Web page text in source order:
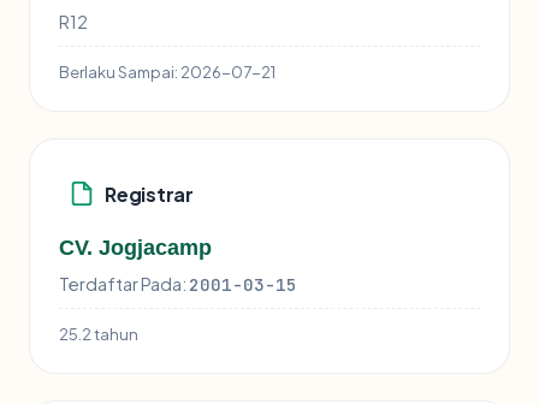
R12
Berlaku Sampai: 2026-07-21
Registrar
CV. Jogjacamp
Terdaftar Pada: 2001-03-15
25.2 tahun